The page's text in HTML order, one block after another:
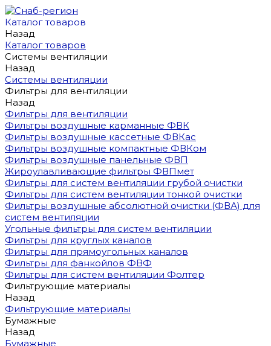
Каталог товаров
Назад
Каталог товаров
Системы вентиляции
Назад
Системы вентиляции
Фильтры для вентиляции
Назад
Фильтры для вентиляции
Фильтры воздушные карманные ФВК
Фильтры воздушные кассетные ФВКас
Фильтры воздушные компактные ФВКом
Фильтры воздушные панельные ФВП
Жироулавливающие фильтры ФВПмет
Фильтры для систем вентиляции грубой очистки
Фильтры для систем вентиляции тонкой очистки
Фильтры воздушные абсолютной очистки (ФВА) для
систем вентиляции
Угольные фильтры для систем вентиляции
Фильтры для круглых каналов
Фильтры для прямоугольных каналов
Фильтры для фанкойлов ФВФ
Фильтры для систем вентиляции Фолтер
Фильтрующие материалы
Назад
Фильтрующие материалы
Бумажные
Назад
Бумажные